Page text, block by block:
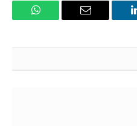
لينكدإن
البريد
واتساب